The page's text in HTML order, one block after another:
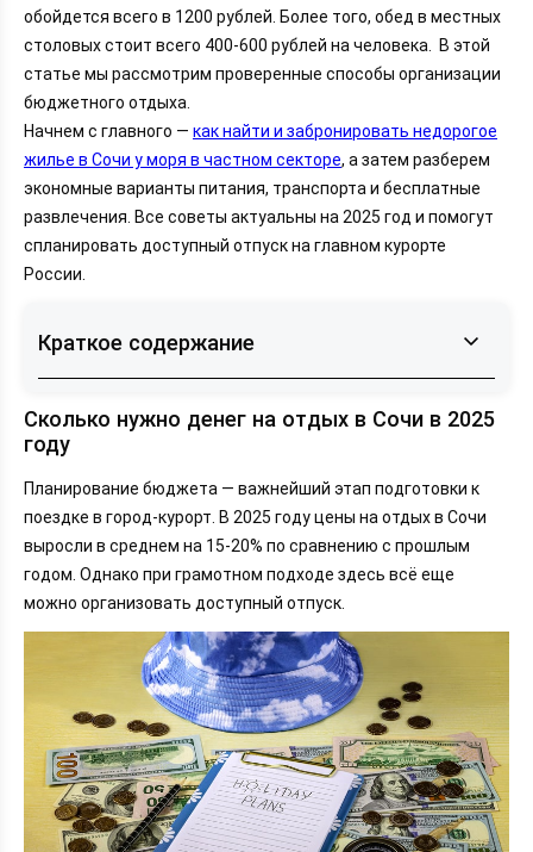
обойдется всего в 1200 рублей. Более того, обед в местных
столовых стоит всего 400-600 рублей на человека. В этой
статье мы рассмотрим проверенные способы организации
бюджетного отдыха.
Начнем с главного — как найти и забронировать недорогое
жилье в Сочи у моря в частном секторе, а затем разберем
экономные варианты питания, транспорта и бесплатные
развлечения. Все советы актуальны на 2025 год и помогут
спланировать доступный отпуск на главном курорте
России.
Краткое содержание
Сколько нужно денег на отдых в Сочи в 2025 году
Как сэкономить на питании в Сочи
Куда сходить в Сочи недорого: бесплатные и
бюджетные развлечения
Транспорт в Сочи: как передвигаться экономно
Заключение
Сколько нужно денег на отдых в Сочи в 2025
году
Планирование бюджета — важнейший этап подготовки к
поездке в город-курорт. В 2025 году цены на отдых в Сочи
выросли в среднем на 15-20% по сравнению с прошлым
годом. Однако при грамотном подходе здесь всё еще
можно организовать доступный отпуск.